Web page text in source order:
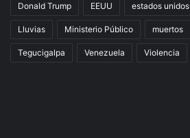
Donald Trump EEUU estados unidos
Lluvias Ministerio Público muertos
Tegucigalpa Venezuela Violencia